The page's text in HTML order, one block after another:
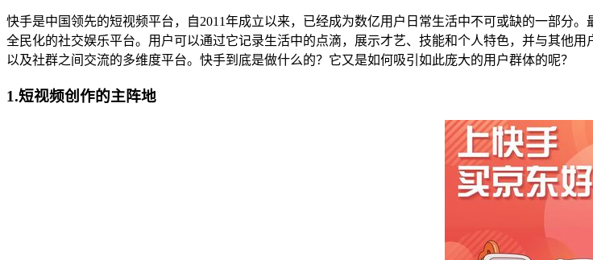
快手是中国领先的短视频平台，自2011年成立以来，已经成为数亿用户日常生活中不可或缺的一部分
全民化的社交娱乐平台。用户可以通过它记录生活中的点滴，展示才艺、技能和个人特色，并与其他
以及社群之间交流的多维度平台。快手到底是做什么的？它又是如何吸引如此庞大的用户群体的呢？
1.短视频创作的主阵地